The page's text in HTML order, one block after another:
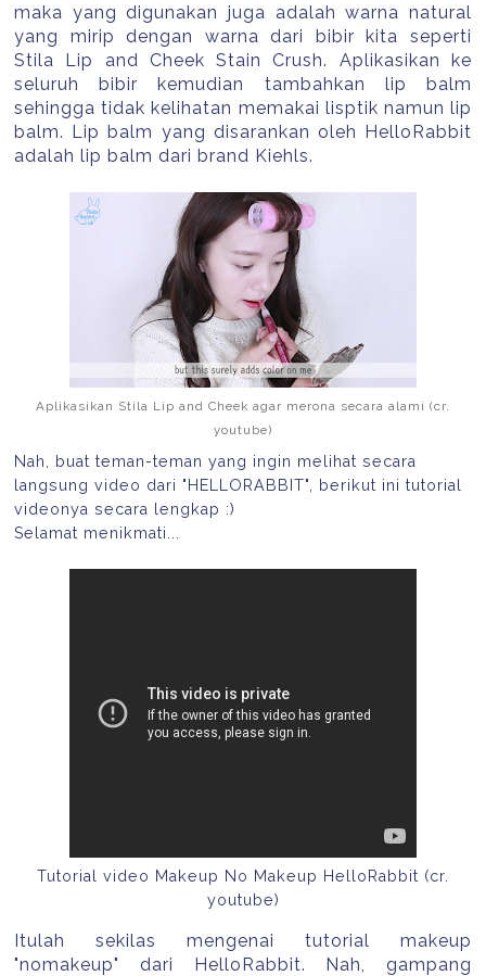
maka yang digunakan juga adalah warna natural
yang mirip dengan warna dari bibir kita seperti
Stila Lip and Cheek Stain Crush. Aplikasikan ke
seluruh bibir kemudian tambahkan lip balm
sehingga tidak kelihatan memakai lisptik namun lip
balm. Lip balm yang disarankan oleh HelloRabbit
adalah lip balm dari brand Kiehls.
Aplikasikan Stila Lip and Cheek agar merona secara alami (cr.
youtube)
Nah, buat teman-teman yang ingin melihat secara
langsung video dari "HELLORABBIT", berikut ini tutorial
videonya secara lengkap :)
Selamat menikmati...
Tutorial video Makeup No Makeup HelloRabbit (cr.
youtube)
Itulah sekilas mengenai tutorial makeup
"nomakeup" dari HelloRabbit. Nah, gampang